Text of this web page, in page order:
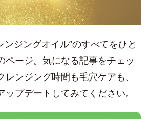
ンジングオイル”のすべてをひと
ページ。気になる記事をチェッ
レンジング時間も毛穴ケアも、
ップデートしてみてください。